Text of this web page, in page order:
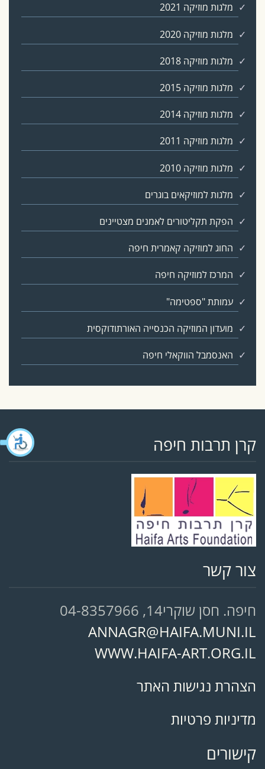
מלגות מוזיקה 2021
מלגות מוזיקה 2020
מלגות מוזיקה 2018
מלגות מוזיקה 2015
מלגות מוזיקה 2014
מלגות מוזיקה 2011
מלגות מוזיקה 2010
מלגות למוזיקאים בוגרים
הפקת תקליטורים לאמנים מצטיינים
החוג למוזיקה קאמרית חיפה
המרכז למוזיקה חיפה
עמותת "ספטימה"
מועדון המוזיקה הכנסייה האורתודוקסית
האנסמבל הווקאלי חיפה
קרן תרבות חיפה
צור קשר
חיפה. חסן שוקרי14, 04-8357966
ANNAGR@HAIFA.MUNI.IL
WWW.HAIFA-ART.ORG.IL
הצהרת נגישות האתר
מדיניות פרטיות
קישורים